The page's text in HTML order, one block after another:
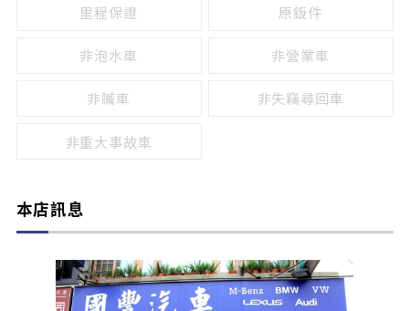
里程保證 原鈑件
非泡水車 非營業車
非贓車 非失竊尋回車
非重大事故車
本店訊息